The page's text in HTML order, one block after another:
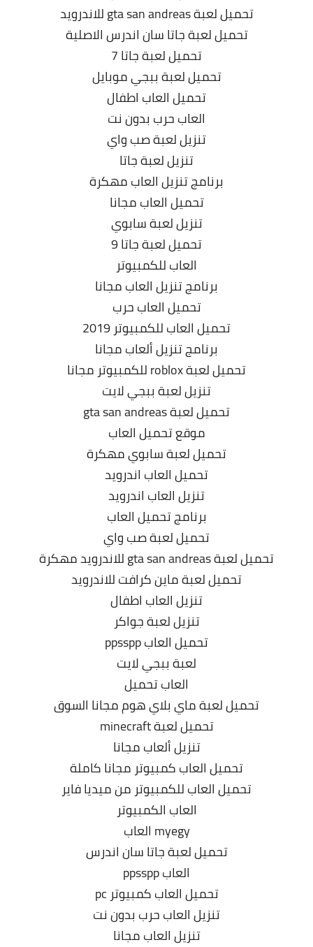
تحميل لعبة gta san andreas للاندرويد
تحميل لعبة جاتا سان اندرس الاصلية
تحميل لعبة جاتا 7
تحميل لعبة ببجي موبايل
تحميل العاب اطفال
العاب حرب بدون نت
تنزيل لعبة صب واي
تنزيل لعبة جاتا
برنامج تنزيل العاب مهكرة
تحميل العاب مجانا
تنزيل لعبة سابوي
تحميل لعبة جاتا 9
العاب للكمبيوتر
برنامج تنزيل العاب مجانا
تحميل العاب حرب
تحميل العاب للكمبيوتر 2019
برنامج تنزيل ألعاب مجانا
تحميل لعبة roblox للكمبيوتر مجانا
تنزيل لعبة ببجي لايت
تحميل لعبة gta san andreas
موقع تحميل العاب
تحميل لعبة سابوي مهكرة
تحميل العاب اندرويد
تنزيل العاب اندرويد
برنامج تحميل العاب
تحميل لعبة صب واي
تحميل لعبة gta san andreas للاندرويد مهكرة
تحميل لعبة ماين كرافت للاندرويد
تنزيل العاب اطفال
تنزيل لعبة جواكر
تحميل العاب ppsspp
لعبة ببجي لايت
العاب تحميل
تحميل لعبة ماي بلاي هوم مجانا السوق
تحميل لعبة minecraft
تنزيل ألعاب مجانا
تحميل العاب كمبيوتر مجانا كاملة
تحميل العاب للكمبيوتر من ميديا فاير
العاب الكمبيوتر
myegy العاب
تحميل لعبة جاتا سان اندرس
العاب ppsspp
تحميل العاب كمبيوتر pc
تنزيل العاب حرب بدون نت
تنزيل العاب مجانا